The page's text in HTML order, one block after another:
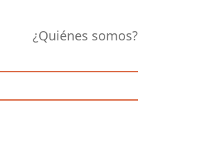
¿Quiénes somos?